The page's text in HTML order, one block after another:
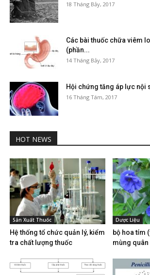
18 Tháng Bảy, 2017
Các bài thuốc chữa viêm
(phần...
14 Tháng Bảy, 2017
Hội chứng tăng áp lực nội
16 Tháng Tám, 2017
HOT NEWS
Sản Xuất Thuốc
Hệ thống tổ chức quản lý, kiểm
tra chất lượng thuốc
Dược Liệu
bộ hoa tím
mùng